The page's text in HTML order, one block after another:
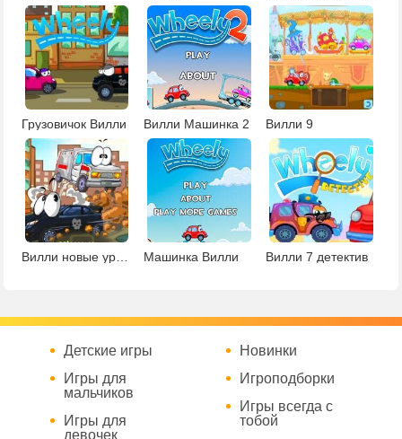
Грузовичок Вилли Вилли Машинка 2 Вилли 9
Вилли новые уровни Машинка Вилли Вилли 7 детектив
Детские игры
Игры для
мальчиков
Игры для
девочек
Новинки
Игроподборки
Игры всегда с
тобой